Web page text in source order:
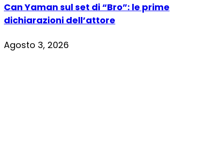
Can Yaman sul set di “Bro”: le prime
dichiarazioni dell’attore
Agosto 3, 2026